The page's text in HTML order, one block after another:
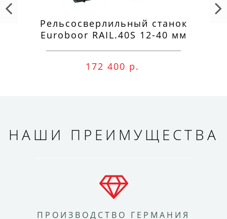
Рельсосверлильный станок
Euroboor RAIL.40S 12-40 мм
172 400 р.
НАШИ ПРЕИМУЩЕСТВА
ПРОИЗВОДСТВО ГЕРМАНИЯ